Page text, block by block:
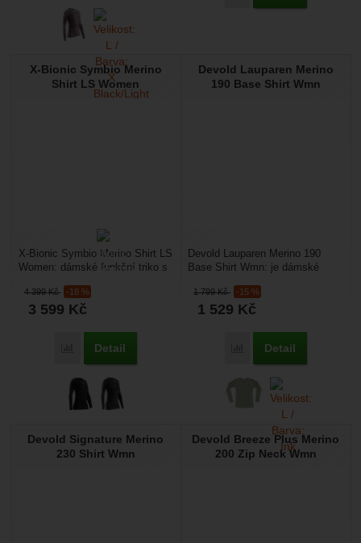
X-Bionic Symbio Merino
Shirt LS Women
4 399Kč -18 %
3 599 Kč
Přidat 'X-Bionic Symbio Merino Shirt LS Women' k
Detail
X-Bionic Symbio Merino Shirt LS
Women: dámské funkční triko s
zimní sporty....
Devold Lauparen Merino
190 Base Shirt Wmn
1 799Kč -15 %
1 529 Kč
Přidat 'Devold
Detail
Devold Lauparen Merino 190
Base Shirt Wmn: je dámské
gramáži 190 g/m2,...
Devold Signature Merino
230 Shirt Wmn
Devold Breeze Plus Merino
200 Zip Neck Wmn